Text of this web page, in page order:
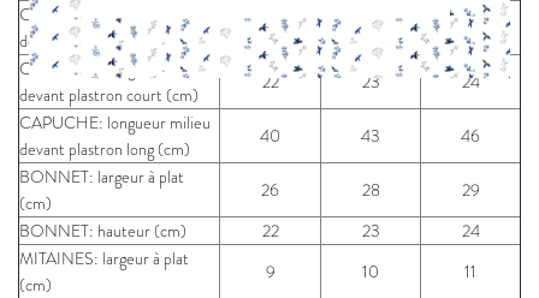
CAPUCHE: longueur milieu
devant cagoule (cm)
19,5 20,5
21,5
CAPUCHE: longueur milieu
devant plastron court (cm)
22 23
24
CAPUCHE: longueur milieu
devant plastron long (cm)
40 43
46
BONNET: largeur à plat
(cm)
26 28
29
BONNET: hauteur (cm)
22 23
24
MITAINES: largeur à plat
(cm)
9 10
11